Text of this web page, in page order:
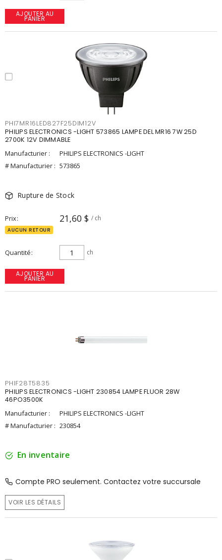
AJOUTER AU
PANIER
PHI7MR16LED827F25DIM12V
PHILIPS ELECTRONICS -LIGHT 573865 LAMPE DEL MR16 7W 25D
2700K 12V DIMMABLE
Manufacturier :
PHILIPS ELECTRONICS -LIGHT
# Manufacturier : 573865
Rupture de Stock
Prix 21,60 $ / ch
AUCUN RETOUR
Quantité ch
AJOUTER AU
PANIER
PHIF28T5835
PHILIPS ELECTRONICS -LIGHT 230854 LAMPE FLUOR 28W
46PO3500K
Manufacturier :
PHILIPS ELECTRONICS -LIGHT
# Manufacturier : 230854
En inventaire
Compte PRO seulement. Contactez votre succursale
VOIR LES DÉTAILS